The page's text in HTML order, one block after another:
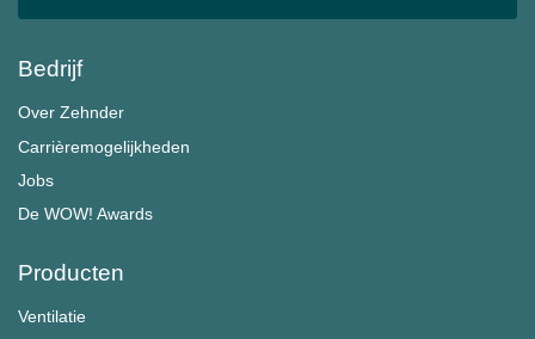
Bedrijf
Over Zehnder
Carrièremogelijkheden
Jobs
De WOW! Awards
Producten
Ventilatie